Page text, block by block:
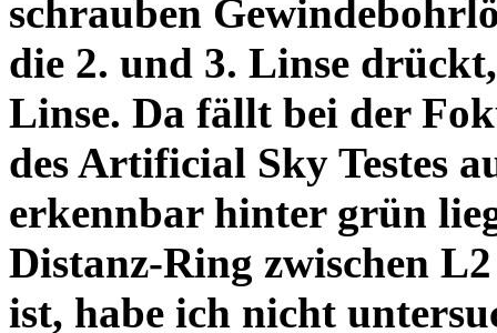
schrauben
die 2. und 3. Linse
Linse. Da fällt bei der
des Artificial Sky Testes
erkennbar hinter grün
Distanz-Ring zwischen
ist, habe ich nicht